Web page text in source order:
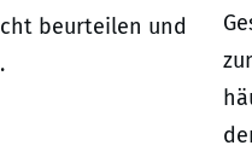
beurteilen und